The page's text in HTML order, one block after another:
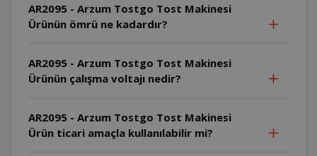
AR2095 - Arzum Tostgo Tost Makinesi
Ürünün ömrü ne kadardır?
AR2095 - Arzum Tostgo Tost Makinesi
Ürünün çalışma voltajı nedir?
AR2095 - Arzum Tostgo Tost Makinesi
Ürün ticari amaçla kullanılabilir mi?